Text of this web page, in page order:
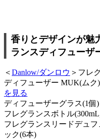
香りとデザインが魅
ランスディフューザ
＜ Danlow/ダンロウ ＞フレ
ディフューザー MUK(ムク)
を見る
ディフューザーグラス(1個)
フレグランスボトル
フレグランスリードデュフ
ック(6本)